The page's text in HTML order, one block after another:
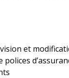
et
polices